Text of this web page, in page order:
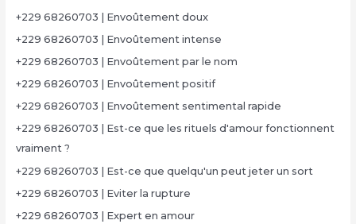
+229 68260703 | Envoûtement doux
+229 68260703 | Envoûtement intense
+229 68260703 | Envoûtement par le nom
+229 68260703 | Envoûtement positif
+229 68260703 | Envoûtement sentimental rapide
+229 68260703 | Est-ce que les rituels d'amour fonctionnent
vraiment ?
+229 68260703 | Est-ce que quelqu'un peut jeter un sort
+229 68260703 | Eviter la rupture
+229 68260703 | Expert en amour